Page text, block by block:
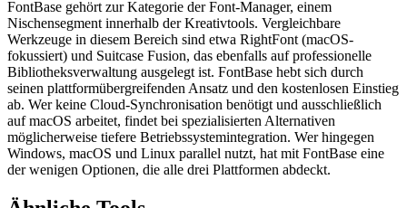
FontBase gehört zur Kategorie der Font-Manager, einem
Nischensegment innerhalb der Kreativtools. Vergleichbare
Werkzeuge in diesem Bereich sind etwa RightFont (macOS-
fokussiert) und Suitcase Fusion, das ebenfalls auf professionelle
Bibliotheksverwaltung ausgelegt ist. FontBase hebt sich durch
seinen plattformübergreifenden Ansatz und den kostenlosen Einstieg
ab. Wer keine Cloud-Synchronisation benötigt und ausschließlich
auf macOS arbeitet, findet bei spezialisierten Alternativen
möglicherweise tiefere Betriebssystemintegration. Wer hingegen
Windows, macOS und Linux parallel nutzt, hat mit FontBase eine
der wenigen Optionen, die alle drei Plattformen abdeckt.